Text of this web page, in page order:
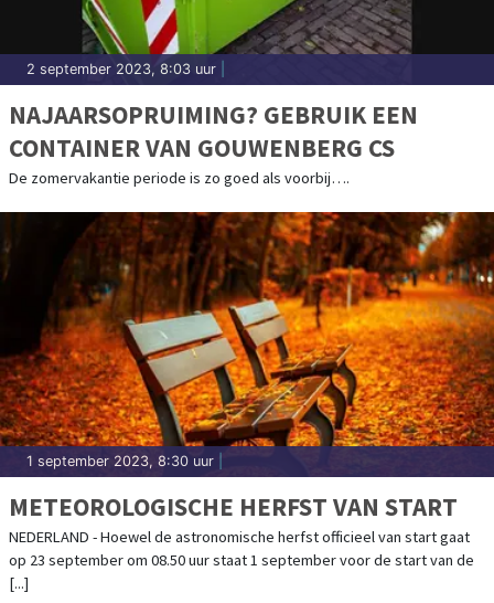
2 september 2023, 8:03 uur
NAJAARSOPRUIMING? GEBRUIK EEN
CONTAINER VAN GOUWENBERG CS
De zomervakantie periode is zo goed als voorbij….
1 september 2023, 8:30 uur
METEOROLOGISCHE HERFST VAN START
NEDERLAND - Hoewel de astronomische herfst officieel van start gaat
op 23 september om 08.50 uur staat 1 september voor de start van de
[...]